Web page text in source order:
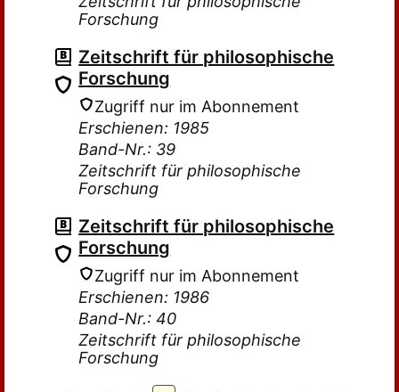
Forschung
Zeitschrift für philosophische
Forschung
Zugriff nur im Abonnement
Erschienen: 1985
Band-Nr.: 39
Zeitschrift für philosophische
Forschung
Zeitschrift für philosophische
Forschung
Zugriff nur im Abonnement
Erschienen: 1986
Band-Nr.: 40
Zeitschrift für philosophische
Forschung